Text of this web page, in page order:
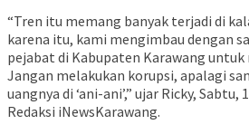
“Tren itu memang banyak terjadi di
karena itu, kami mengimbau dengan
pejabat di Kabupaten Karawang
Jangan melakukan korupsi, apalagi
uangnya di ‘ani-ani’,” ujar Ricky, Sabtu,
Redaksi iNewsKarawang.